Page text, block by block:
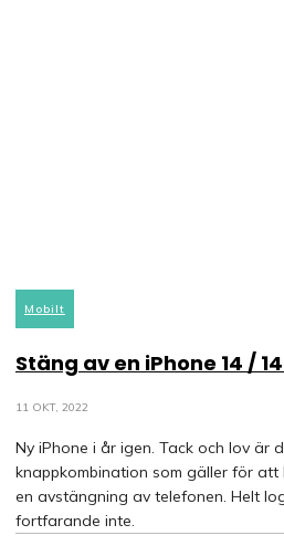
Mobilt
Stäng av en iPhone 14 /
11 OKT, 2022
Ny iPhone i år igen. Tack och lov är
knappkombination som gäller för
en avstängning av telefonen. Helt
fortfarande inte.